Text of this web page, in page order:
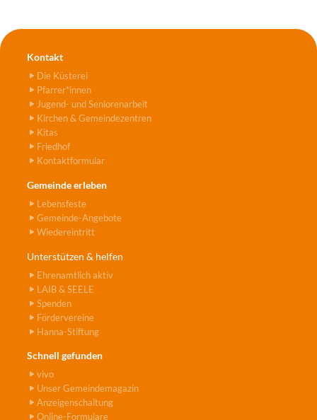
Kontakt
Die Küsterei
Pfarrer*innen
Jugend- und Seniorenarbeit
Kirchen & Gemeindezentren
Kitas
Friedhof
Kontaktformular
Gemeinde erleben
Lebensfeste
Gemeinde-Angebote
Wiedereintritt
Unterstützen & helfen
Ehrenamtlich aktiv
LAIB & SEELE
Spenden
Fördervereine
Hanna-Stiftung
Schnell gefunden
vivo
Unser Gemeindemagazin
Anzeigenschaltung
Online-Formulare